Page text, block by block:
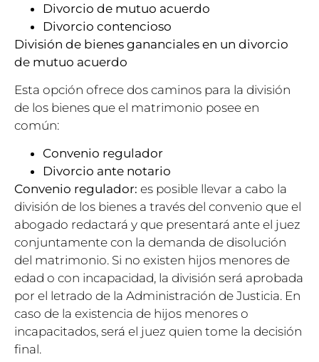
Divorcio de mutuo acuerdo
Divorcio contencioso
División de bienes gananciales en un divorcio
de mutuo acuerdo
Esta opción ofrece dos caminos para la división
de los bienes que el matrimonio posee en
común:
Convenio regulador
Divorcio ante notario
Convenio regulador: es posible llevar a cabo la
división de los bienes a través del convenio que el
abogado redactará y que presentará ante el juez
conjuntamente con la demanda de disolución
del matrimonio. Si no existen hijos menores de
edad o con incapacidad, la división será aprobada
por el letrado de la Administración de Justicia. En
caso de la existencia de hijos menores o
incapacitados, será el juez quien tome la decisión
final.